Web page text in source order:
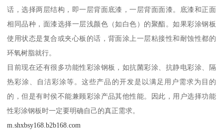
话，选择两层结构，即一层背面底漆，一层背面面漆。底漆和正面
相同品种，面漆选择一层浅颜色（如白色）的聚酯。如果彩涂钢板
使用状态是复合或夹心板的话，背面涂上一层粘接性和耐蚀性都的
环氧树脂就行。
目前现在还有很多功能性彩涂钢板，如抗菌彩涂、抗静电彩涂、隔
热彩涂、自洁彩涂等。这些产品的开发是以满足用户需求为目的
的，但是有时侯不能兼顾彩涂产品其他性能。因此，用户选择功能
性彩涂钢板时一定要明确自己的真正需求。
m.shxbsy168.b2b168.com